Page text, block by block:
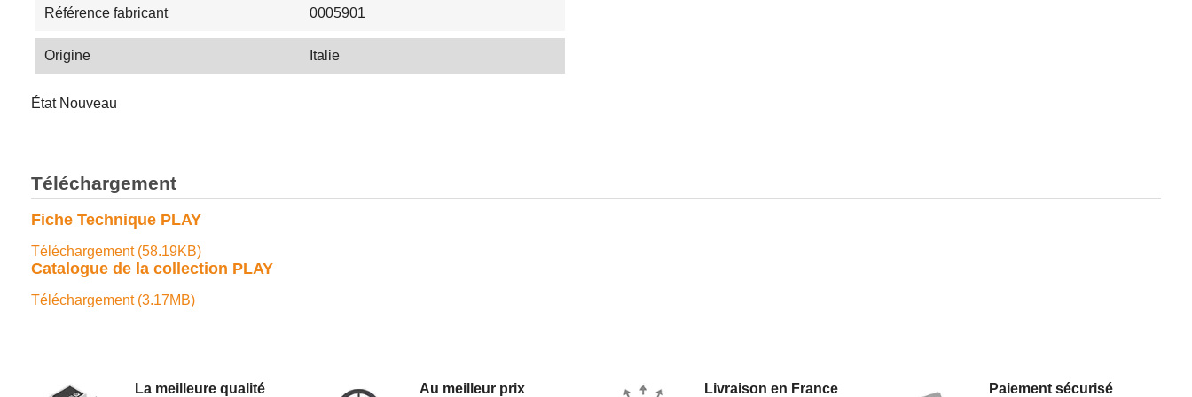
Référence fabricant 0005901
Origine Italie
État Nouveau
Téléchargement
Fiche Technique PLAY
Téléchargement (58.19KB)
Catalogue de la collection PLAY
Téléchargement (3.17MB)
La meilleure qualité Au meilleur prix Livraison en France Paiement sécurisé